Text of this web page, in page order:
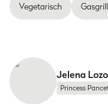
Vegetarisch Gasgrill
Jelena Lozo
Princess